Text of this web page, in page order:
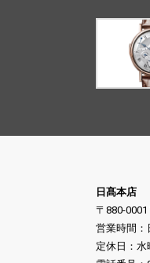
日髙本店
〒880-
営業時間：
定休日：水